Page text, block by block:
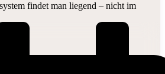
findet man liegend – nicht im